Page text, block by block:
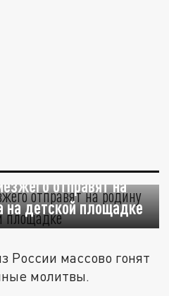
отправят на
на детской площадке
России массово гонят
молитвы.